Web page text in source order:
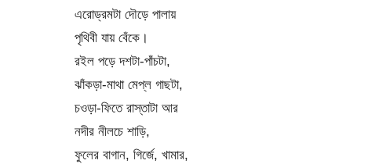
এরোড্রমটা দৌড়ে পালায়
পৃথিবী যায় বেঁকে।
রইল পড়ে দশটা-পাঁচটা,
ঝাঁকড়া-মাথা মেপ্‌ল গাছটা,
চওড়া-ফিতে রাস্তাটা আর
নদীর নীলচে শাড়ি,
ফুলের বাগান, গির্জে, খামার,